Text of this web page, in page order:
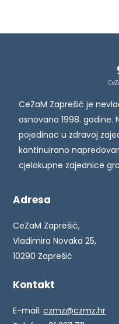
CeZaM Zaprešić je
osnovana 1998. godine.
pojedinac u zdravoj
kontinuirano
cjelokupne zajednice
Adresa
CeZaM Zaprešić,
Vladimira Novaka 25,
10290 Zaprešić
Kontakt
E-mail:czmz@czmz.hr